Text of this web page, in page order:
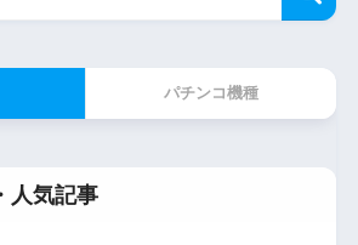
パチンコ機種
人気記事